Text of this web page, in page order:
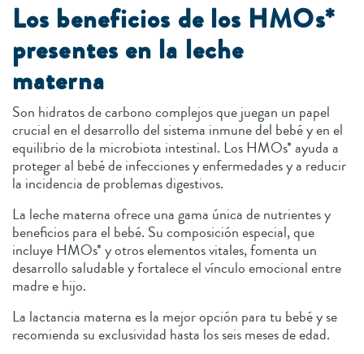
Los beneficios de los HMOs*
presentes en la leche
materna
Son hidratos de carbono complejos que juegan un papel
crucial en el desarrollo del sistema inmune del bebé y en el
equilibrio de la microbiota intestinal. Los HMOs* ayuda a
proteger al bebé de infecciones y enfermedades y a reducir
la incidencia de problemas digestivos.
La leche materna ofrece una gama única de nutrientes y
beneficios para el bebé. Su composición especial, que
incluye HMOs* y otros elementos vitales, fomenta un
desarrollo saludable y fortalece el vínculo emocional entre
madre e hijo.
La lactancia materna es la mejor opción para tu bebé y se
recomienda su exclusividad hasta los seis meses de edad.